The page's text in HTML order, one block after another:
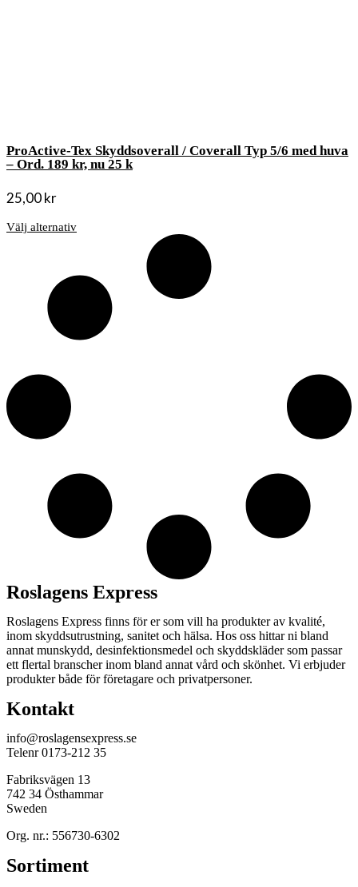
ProActive-Tex Skyddsoverall / Coverall Typ 5/6 med huva
– Ord. 189 kr, nu 25 k
25,00kr
Välj alternativ
Roslagens Express
Roslagens Express finns för er som vill ha produkter av kvalité,
inom skyddsutrustning, sanitet och hälsa. Hos oss hittar ni bland
annat munskydd, desinfektionsmedel och skyddskläder som passar
ett flertal branscher inom bland annat vård och skönhet. Vi erbjuder
produkter både för företagare och privatpersoner.
Kontakt
info@roslagensexpress.se
Telenr 0173-212 35
Fabriksvägen 13
742 34 Östhammar
Sweden
Org. nr.: 556730-6302
Sortiment